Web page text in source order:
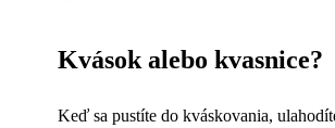
Kvások alebo kvasnice?
Keď sa pustíte do kváskovania,